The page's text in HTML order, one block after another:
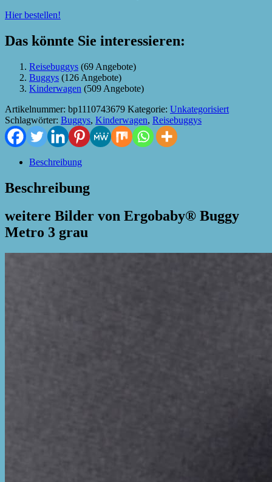
Hier bestellen!
Das könnte Sie interessieren:
Reisebuggys (69 Angebote)
Buggys (126 Angebote)
Kinderwagen (509 Angebote)
Artikelnummer: bp1110743679 Kategorie: Unkategorisiert
Schlagwörter: Buggys, Kinderwagen, Reisebuggys
Beschreibung
Beschreibung
weitere Bilder von Ergobaby® Buggy
Metro 3 grau